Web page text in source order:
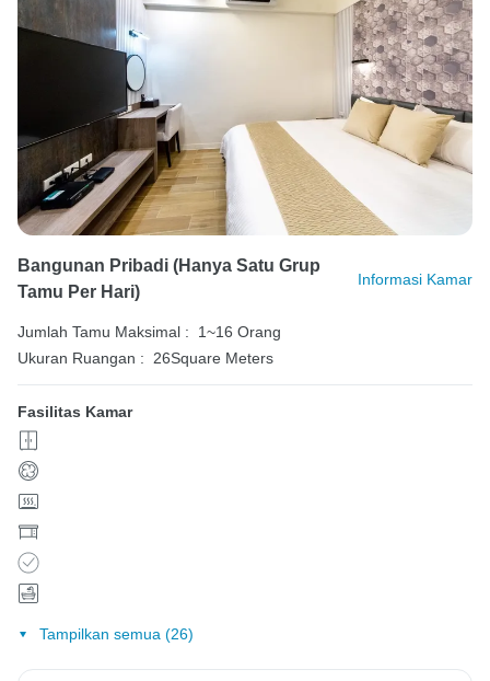
Bangunan Pribadi (hanya Satu Grup
Tamu Per Hari)
Informasi Kamar
Jumlah Tamu Maksimal :
1~16 Orang
Ukuran Ruangan :
26Square Meters
Fasilitas Kamar
Tampilkan semua (26)